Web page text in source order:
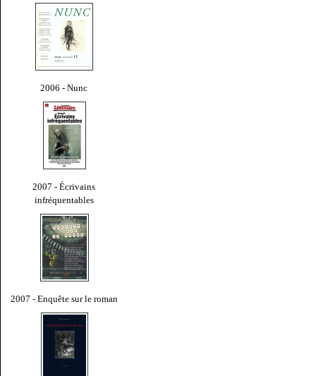
2006 - Nunc
2007 - Écrivains
infréquentables
2007 - Enquête sur le roman